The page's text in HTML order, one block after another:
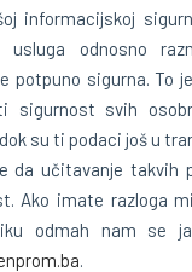
informacijskoj
usluga odnosno
potpuno sigurna. To
sigurnost svih
su ti podaci još u
da učitavanje takvih
Ako imate razloga
odmah nam se
.